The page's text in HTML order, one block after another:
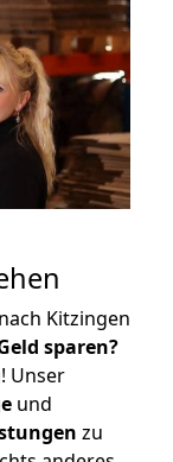
Kitzingen
sparen?
Unser
und
zu